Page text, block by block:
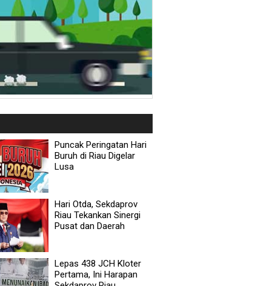
Puncak Peringatan Hari
Buruh di Riau Digelar
Lusa
Hari Otda, Sekdaprov
Riau Tekankan Sinergi
Pusat dan Daerah
Lepas 438 JCH Kloter
Pertama, Ini Harapan